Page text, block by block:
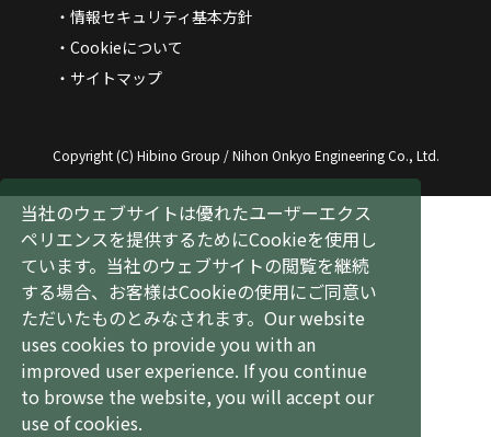
当社のウェブサイトは優れたユーザーエクス
ペリエンスを提供するためにCookieを使用し
ています。当社のウェブサイトの閲覧を継続
する場合、お客様はCookieの使用にご同意い
ただいたものとみなされます。Our website
uses cookies to provide you with an
improved user experience. If you continue
to browse the website, you will accept our
use of cookies.
情報セキュリティ基本方針
Cookieについて
サイトマップ
Copyright (C) Hibino Group / Nihon Onkyo Engineering Co., Ltd.